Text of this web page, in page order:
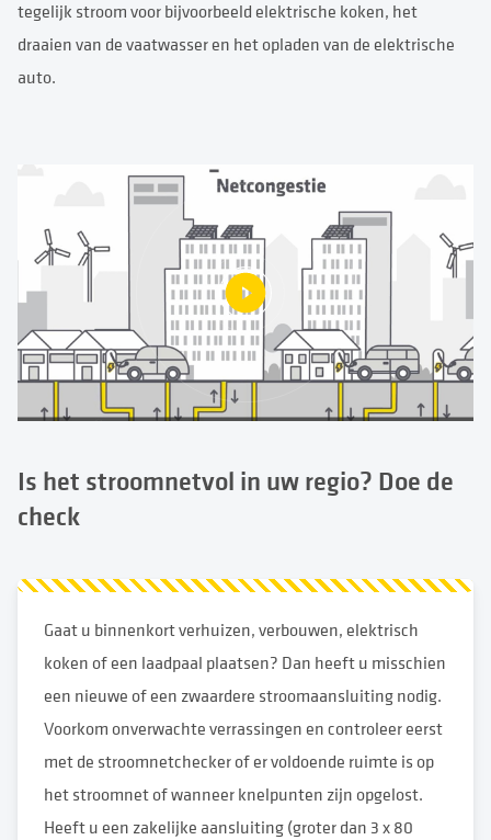
tegelijk stroom voor bijvoorbeeld elektrische koken, het
draaien van de vaatwasser en het opladen van de elektrische
auto.
Is het stroomnetvol in uw regio? Doe de
check
Gaat u binnenkort verhuizen, verbouwen, elektrisch
koken of een laadpaal plaatsen? Dan heeft u misschien
een nieuwe of een zwaardere stroomaansluiting nodig.
Voorkom onverwachte verrassingen en controleer eerst
met de stroomnetchecker of er voldoende ruimte is op
het stroomnet of wanneer knelpunten zijn opgelost.
Heeft u een zakelijke aansluiting (groter dan 3 x 80